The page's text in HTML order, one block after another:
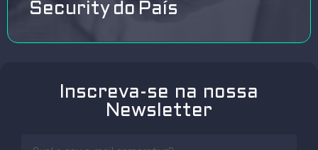
Security do País
Inscreva-se na nossa
Newsletter